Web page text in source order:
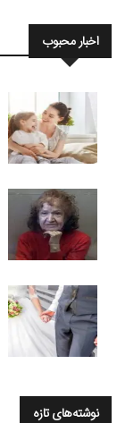
اخبار محبوب
نوشته‌های تازه